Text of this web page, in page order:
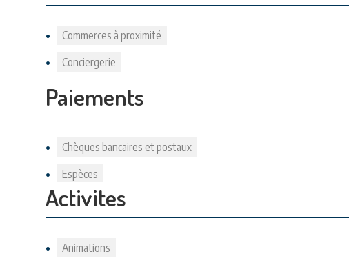
Commerces à proximité
Conciergerie
Paiements
Chèques bancaires et postaux
Espèces
Activites
Animations